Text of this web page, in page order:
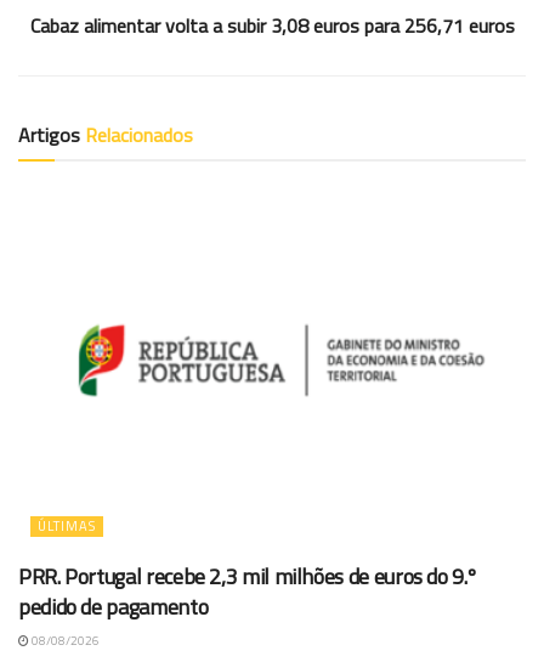
Cabaz alimentar volta a subir 3,08 euros para 256,71 euros
Artigos Relacionados
ÚLTIMAS
PRR. Portugal recebe 2,3 mil milhões de euros do 9.º
pedido de pagamento
08/08/2026